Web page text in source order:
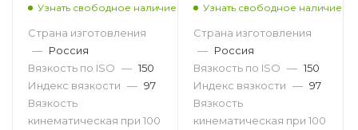
Узнать свободное наличие
Страна изготовления
— Россия
Вязкость по ISO — 150
Индекс вязкости — 97
Вязкость
кинематическая при 100
Узнать свободное наличие
Страна изготовления
— Россия
Вязкость по ISO — 150
Индекс вязкости — 97
Вязкость
кинематическая при 100